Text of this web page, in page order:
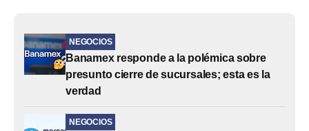
NEGOCIOS
Banamex responde a la polémica sobre
presunto cierre de sucursales; esta es la
verdad
NEGOCIOS